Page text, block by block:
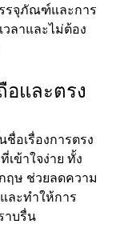
รจุภัณฑ์และการ
วลาและไม่ต้อง
อและตรง
ชื่อเรื่องการตรง
เข้าใจง่าย ทั้ง
ฤษ ช่วยลดความ
ละทำให้การ
าบรื่น